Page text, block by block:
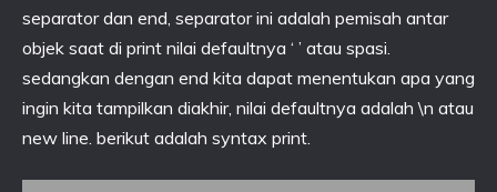
separator dan end, separator ini adalah pemisah antar
objek saat di print nilai defaultnya ‘ ’ atau spasi.
sedangkan dengan end kita dapat menentukan apa yang
ingin kita tampilkan diakhir, nilai defaultnya adalah \n atau
new line. berikut adalah syntax print.